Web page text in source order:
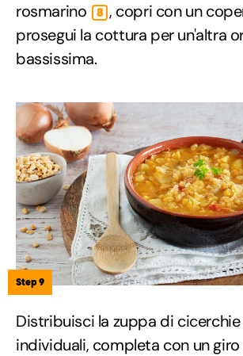
rosmarino
8 , copri con un
prosegui la cottura per un'altra
bassissima.
Step 9
Distribuisci la zuppa di
individuali, completa con un giro